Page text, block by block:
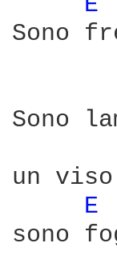
Sono
Sono
un
E
sono